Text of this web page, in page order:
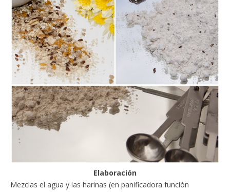
Elaboración
Mezclas el agua y las harinas (en panificadora función